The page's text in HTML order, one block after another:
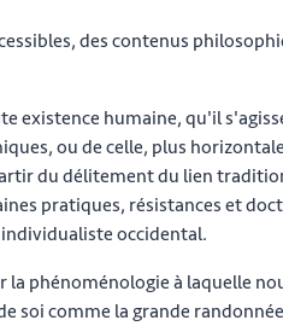
des contenus
existence humaine, qu'il
ou de celle, plus
du délitement du lien
pratiques, résistances et
occidental.
phénoménologie à laquelle
soi comme la grande